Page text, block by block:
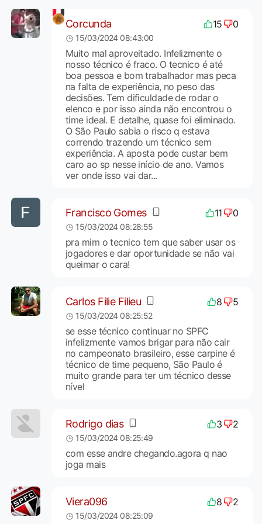
Corcunda 15 0
15/03/2024 08:43:00
Muito mal aproveitado. Infelizmente o
nosso técnico é fraco. O tecnico é até
boa pessoa e bom trabalhador mas peca
na falta de experiência, no peso das
decisões. Tem dificuldade de rodar o
elenco e por isso ainda não encontrou o
time ideal. E detalhe, quase foi eliminado.
O São Paulo sabia o risco q estava
correndo trazendo um técnico sem
experiência. A aposta pode custar bem
caro ao sp nesse início de ano. Vamos
ver onde isso vai dar...
Francisco Gomes 11 0
15/03/2024 08:28:55
pra mim o tecnico tem que saber usar os
jogadores e dar oportunidade se não vai
queimar o cara!
Carlos Filie Filieu 8 5
15/03/2024 08:25:52
se esse técnico continuar no SPFC
infelizmente vamos brigar para não cair
no campeonato brasileiro, esse carpine é
técnico de time pequeno, São Paulo é
muito grande para ter um técnico desse
nível
Rodrigo dias 3 2
15/03/2024 08:25:49
com esse andre chegando.agora q nao
joga mais
Viera096 8 2
15/03/2024 08:25:09